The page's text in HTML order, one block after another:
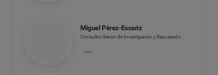
Miguel Pérez-Escariz
Consultor Senior de Investigación y Reputación